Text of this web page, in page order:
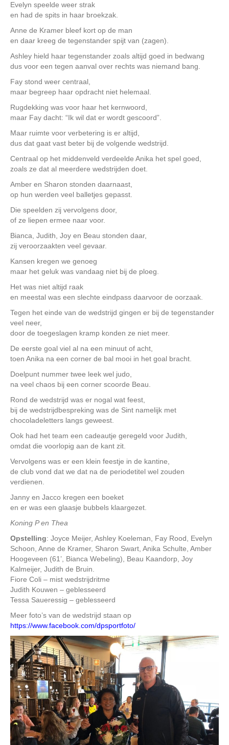
Evelyn speelde weer strak
en had de spits in haar broekzak.
Anne de Kramer bleef kort op de man
en daar kreeg de tegenstander spijt van (zagen).
Ashley hield haar tegenstander zoals altijd goed in bedwang
dus voor een tegen aanval over rechts was niemand bang.
Fay stond weer centraal,
maar begreep haar opdracht niet helemaal.
Rugdekking was voor haar het kernwoord,
maar Fay dacht: “Ik wil dat er wordt gescoord”.
Maar ruimte voor verbetering is er altijd,
dus dat gaat vast beter bij de volgende wedstrijd.
Centraal op het middenveld verdeelde Anika het spel goed,
zoals ze dat al meerdere wedstrijden doet.
Amber en Sharon stonden daarnaast,
op hun werden veel balletjes gepasst.
Die speelden zij vervolgens door,
of ze liepen ermee naar voor.
Bianca, Judith, Joy en Beau stonden daar,
zij veroorzaakten veel gevaar.
Kansen kregen we genoeg
maar het geluk was vandaag niet bij de ploeg.
Het was niet altijd raak
en meestal was een slechte eindpass daarvoor de oorzaak.
Tegen het einde van de wedstrijd gingen er bij de tegenstander
veel neer,
door de toegeslagen kramp konden ze niet meer.
De eerste goal viel al na een minuut of acht,
toen Anika na een corner de bal mooi in het goal bracht.
Doelpunt nummer twee leek wel judo,
na veel chaos bij een corner scoorde Beau.
Rond de wedstrijd was er nogal wat feest,
bij de wedstrijdbespreking was de Sint namelijk met
chocoladeletters langs geweest.
Ook had het team een cadeautje geregeld voor Judith,
omdat die voorlopig aan de kant zit.
Vervolgens was er een klein feestje in de kantine,
de club vond dat we dat na de periodetitel wel zouden
verdienen.
Janny en Jacco kregen een boeket
en er was een glaasje bubbels klaargezet.
Koning P en Thea
Opstelling: Joyce Meijer, Ashley Koeleman, Fay Rood, Evelyn
Schoon, Anne de Kramer, Sharon Swart, Anika Schulte, Amber
Hoogeveen (61’, Bianca Webeling), Beau Kaandorp, Joy
Kalmeijer, Judith de Bruin.
Fiore Coli – mist wedstrijdritme
Judith Kouwen – geblesseerd
Tessa Saueressig – geblesseerd
Meer foto’s van de wedstrijd staan op
https://www.facebook.com/dpsportfoto/